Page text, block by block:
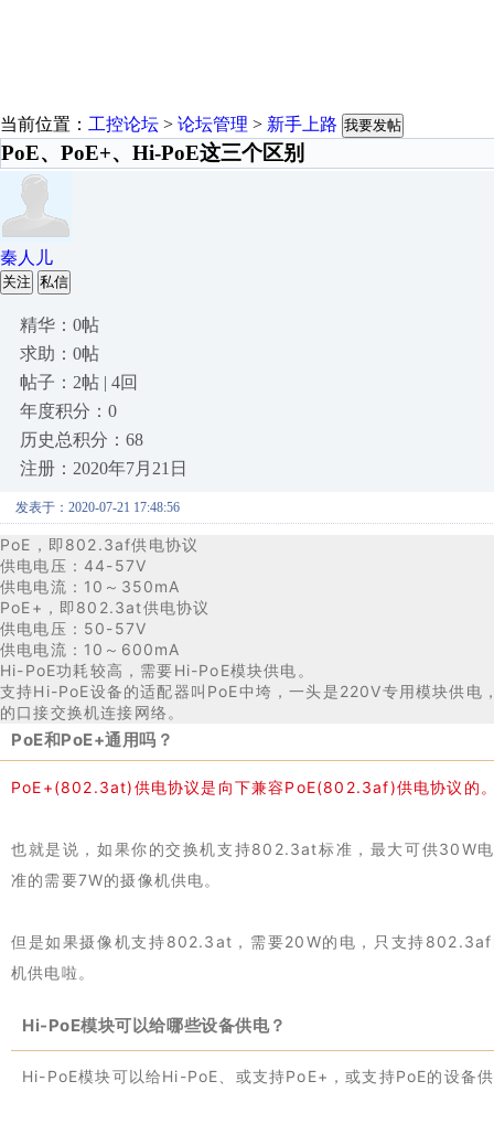
当前位置： 工控论坛 > 论坛管理 > 新手上路 我要发帖
PoE、PoE+、Hi-PoE这三个区别
秦人儿
关注 私信
精华：0帖
求助：0帖
帖子：2帖 | 4回
年度积分：0
历史总积分：68
注册：2020年7月21日
发表于：2020-07-21 17:48:56
PoE，即802.3af供电协议
供电电压：44-57V
供电电流：10～350mA
PoE+，即802.3at供电协议
供电电压：50-57V
供电电流：10～600mA
Hi-PoE功耗较高，需要Hi-PoE模块供电。
支持Hi-PoE设备的适配器叫PoE中垮，一头是220V专用模块供电
的口接交换机连接网络。
PoE和PoE+通用吗？
PoE+(802.3at)供电协议是向下兼容PoE(802.3af)供电协议的
也就是说，如果你的交换机支持802.3at标准，最大可供30W
准的需要7W的摄像机供电。
但是如果摄像机支持802.3at，需要20W的电，只支持802.3af
机供电啦。
Hi-PoE模块可以给哪些设备供电？
Hi-PoE模块可以给Hi-PoE、或支持PoE+，或支持PoE的设备